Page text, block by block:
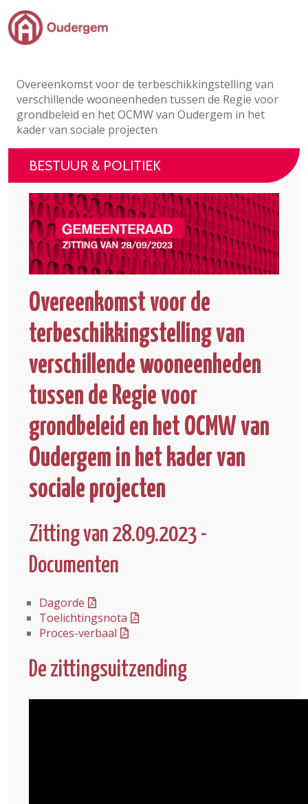
Ga naar de hoofdinhoud
Evenementen & Verenigingen
eLoket
Leven in Oudergem
In 1 klik
Overeenkomst voor de terbeschikkingstelling van
verschillende wooneenheden tussen de Regie voor
grondbeleid en het OCMW van Oudergem in het
kader van sociale projecten
BESTUUR & POLITIEK
Overeenkomst voor de
terbeschikkingstelling van
verschillende wooneenheden
tussen de Regie voor
grondbeleid en het OCMW van
Oudergem in het kader van
sociale projecten
Zitting van 28.09.2023 -
Documenten
Dagorde
Toelichtingsnota
Proces-verbaal
De zittingsuitzending